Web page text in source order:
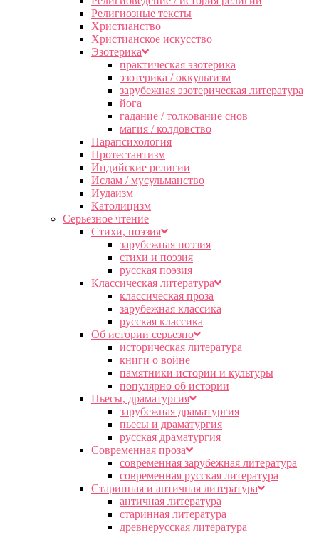
Религиозные тексты
Христианство
Христианское искусство
Эзотерика
практическая эзотерика
эзотерика / оккультизм
зарубежная эзотерическая литература
йога
гадание / толкование снов
магия / колдовство
Парапсихология
Протестантизм
Индийские религии
Ислам / мусульманство
Иудаизм
Католицизм
Серьезное чтение
Cтихи, поэзия
зарубежная поэзия
стихи и поэзия
русская поэзия
Классическая литература
классическая проза
зарубежная классика
русская классика
Об истории серьезно
историческая литература
книги о войне
памятники истории и культуры
популярно об истории
Пьесы, драматургия
зарубежная драматургия
пьесы и драматургия
русская драматургия
Современная проза
современная зарубежная литература
современная русская литература
Старинная и античная литература
античная литература
старинная литература
древнерусская литература